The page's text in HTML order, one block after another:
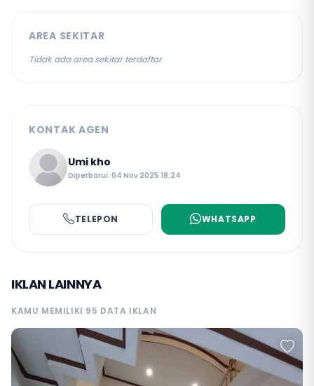
AREA SEKITAR
Tidak ada area sekitar terdaftar
KONTAK AGEN
Umi kho
Diperbarui: 04 Nov 2025 18:24
TELEPON WHATSAPP
IKLAN LAINNYA
KAMU MEMILIKI 95 DATA IKLAN